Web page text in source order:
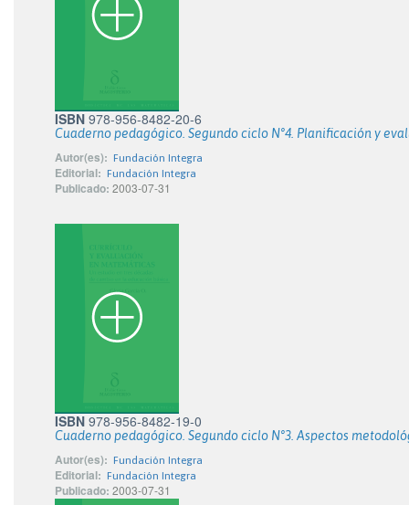
ISBN 978-956-8482-20-6
Cuaderno pedagógico. Segundo ciclo N°4. Planificación y
Autor(es): Fundación Integra
Editorial: Fundación Integra
Publicado: 2003-07-31
ISBN 978-956-8482-19-0
Cuaderno pedagógico. Segundo ciclo N°3. Aspectos
Autor(es): Fundación Integra
Editorial: Fundación Integra
Publicado: 2003-07-31